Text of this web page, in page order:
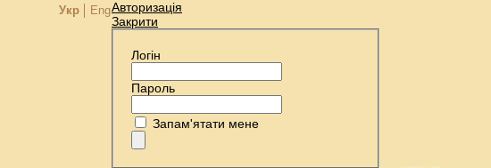
Укр EngАвторизація
Закрити
Логін
Пароль
Запам'ятати мене